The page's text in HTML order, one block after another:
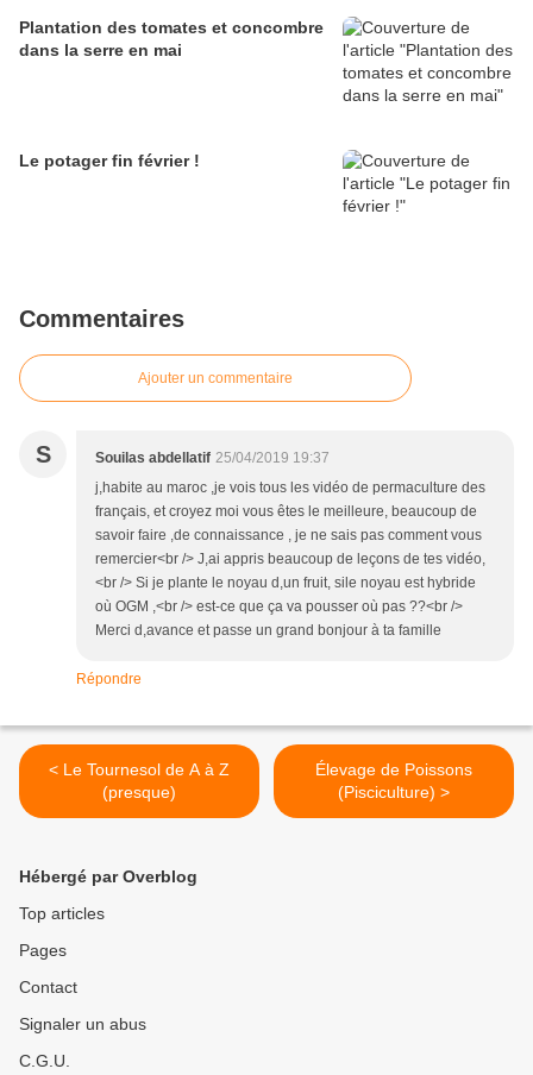
Plantation des tomates et concombre
dans la serre en mai
Le potager fin février !
Commentaires
Ajouter un commentaire
S Souilas abdellatif 25/04/2019 19:37
j,habite au maroc ,je vois tous les vidéo de permaculture des
français, et croyez moi vous êtes le meilleure, beaucoup de
savoir faire ,de connaissance , je ne sais pas comment vous
remercier<br /> J,ai appris beaucoup de leçons de tes vidéo,
<br /> Si je plante le noyau d,un fruit, sile noyau est hybride
où OGM ,<br /> est-ce que ça va pousser où pas ??<br />
Merci d,avance et passe un grand bonjour à ta famille
Répondre
< Le Tournesol de A à Z
(presque)
Élevage de Poissons
(Pisciculture) >
Hébergé par Overblog
Top articles
Pages
Contact
Signaler un abus
C.G.U.